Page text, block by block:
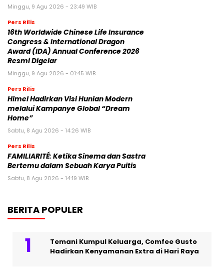
Minggu, 9 Agu 2026 - 23:49 WIB
Pers Rilis
16th Worldwide Chinese Life Insurance
Congress & International Dragon
Award (IDA) Annual Conference 2026
Resmi Digelar
Minggu, 9 Agu 2026 - 01:45 WIB
Pers Rilis
Himel Hadirkan Visi Hunian Modern
melalui Kampanye Global “Dream
Home”
Sabtu, 8 Agu 2026 - 14:26 WIB
Pers Rilis
FAMILIARITÉ: Ketika Sinema dan Sastra
Bertemu dalam Sebuah Karya Puitis
Sabtu, 8 Agu 2026 - 14:19 WIB
BERITA POPULER
Temani Kumpul Keluarga, Comfee Gusto
Hadirkan Kenyamanan Extra di Hari Raya